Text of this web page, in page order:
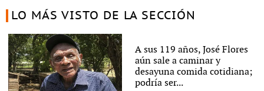
LO MÁS VISTO DE LA SECCIÓN
A sus 119 años, José Flores
aún sale a caminar y
desayuna comida cotidiana;
podría ser...